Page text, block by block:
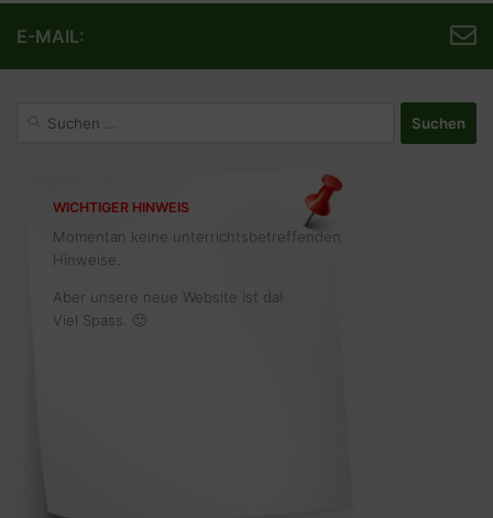
E-MAIL:
WICHTIGER HINWEIS
Momentan keine unterrichtsbetreffenden
Hinweise.
Aber unsere neue Website ist da!
Viel Spass. 🙂